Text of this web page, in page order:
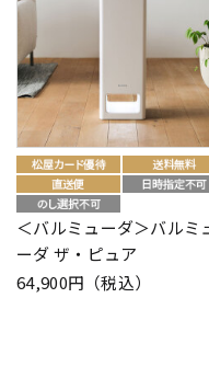
＜バルミューダ＞バルミ
ーダ ザ・ピュア
64,900円（税込）